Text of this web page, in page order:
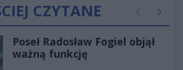
CZYTANE Poprzednie
Poseł Radosław Fogiel objął
ważną funkcję